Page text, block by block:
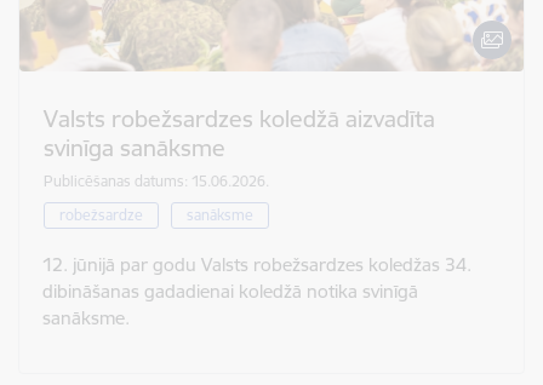
Valsts robežsardzes koledžā aizvadīta
svinīga sanāksme
Publicēšanas datums: 15.06.2026.
robežsardze
sanāksme
12. jūnijā par godu Valsts robežsardzes koledžas 34.
dibināšanas gadadienai koledžā notika svinīgā
sanāksme.